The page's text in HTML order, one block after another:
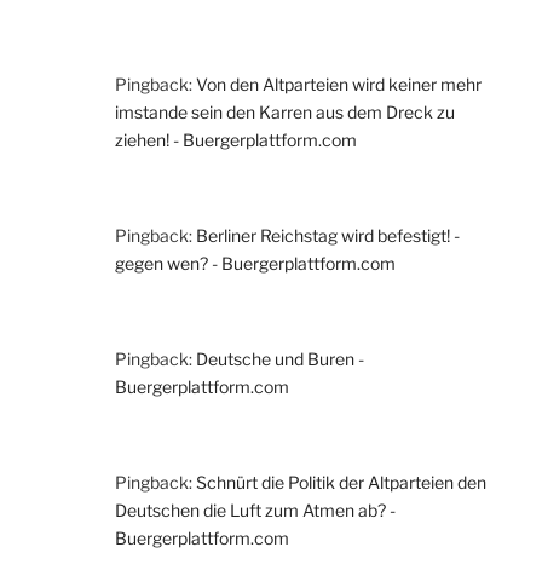
Pingback:Von den Altparteien wird keiner mehr
imstande sein den Karren aus dem Dreck zu
ziehen! - Buergerplattform.com
Pingback: Berliner Reichstag wird befestigt! -
gegen wen? - Buergerplattform.com
Pingback: Deutsche und Buren -
Buergerplattform.com
Pingback:Schnürt die Politik der Altparteien den
Deutschen die Luft zum Atmen ab? -
Buergerplattform.com